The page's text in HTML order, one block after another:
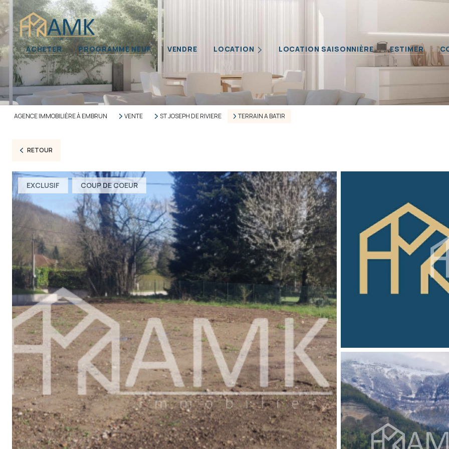
ACHETER PROGRAMME NEUF VENDRE LOCATION
Propriétaires
Immobilier Professionnel
LOCATION SAISONNIÈRE ESTIMER
AGENCE IMMOBILIÈRE À EMBRUN VENTE ST JOSEPH DE RIVIERE TERRAIN A BATIR
RETOUR
EXCLUSIF COUP DE COEUR